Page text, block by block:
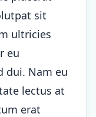
sit
ultricies
eu
dui. Nam eu
lectus at
erat